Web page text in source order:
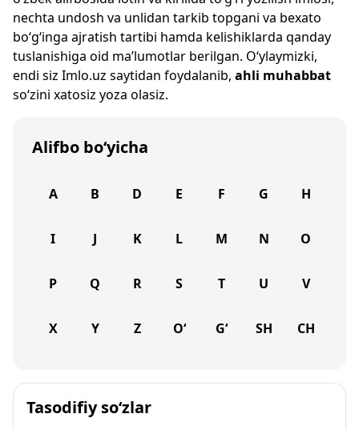
nechta undosh va unlidan tarkib topgani va bexato
bo‘g‘inga ajratish tartibi hamda kelishiklarda qanday
tuslanishiga oid ma’lumotlar berilgan. O‘ylaymizki,
endi siz Imlo.uz saytidan foydalanib, ahli muhabbat
so‘zini xatosiz yoza olasiz.
Alifbo bo‘yicha
A B D E F G H
I J K L M N O
P Q R S T U V
X Y Z O‘ G‘ SH CH
Tasodifiy so‘zlar